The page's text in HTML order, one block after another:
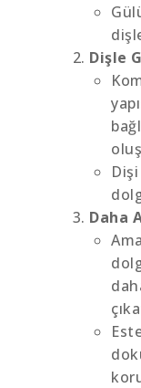
Dişle
Daha